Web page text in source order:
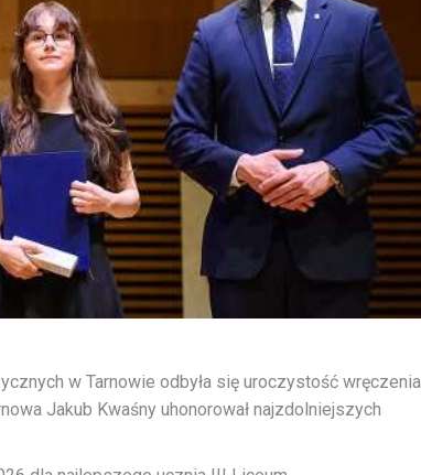
w Tarnowie odbyła się uroczystość wręczenia
Jakub Kwaśny uhonorował najzdolniejszych